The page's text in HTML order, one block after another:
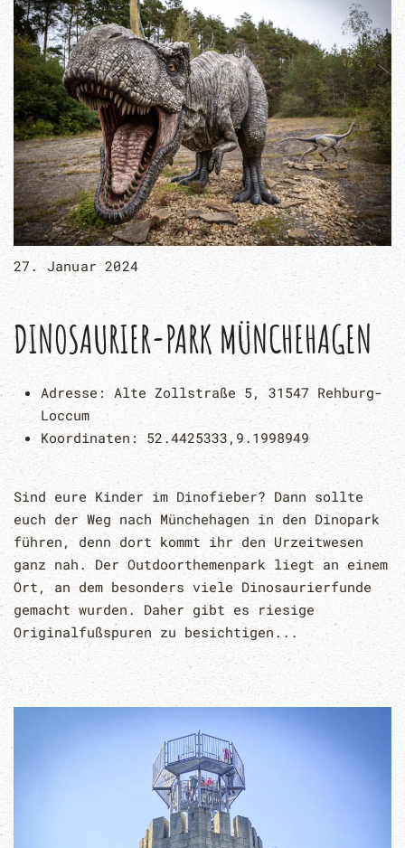
27. Januar 2024
DINOSAURIER-PARK MÜNCHEHAGEN
Adresse: Alte Zollstraße 5, 31547 Rehburg-
Loccum
Koordinaten: 52.4425333,9.1998949
Sind eure Kinder im Dinofieber? Dann sollte
euch der Weg nach Münchehagen in den Dinopark
führen, denn dort kommt ihr den Urzeitwesen
ganz nah. Der Outdoorthemenpark liegt an einem
Ort, an dem besonders viele Dinosaurierfunde
gemacht wurden. Daher gibt es riesige
Originalfußspuren zu besichtigen...